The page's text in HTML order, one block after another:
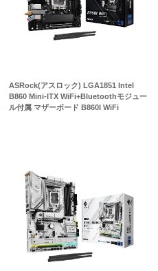
ASRock(アスロック) LGA1851 Intel
B860 Mini-ITX WiFi+Bluetoothモジュー
ル付属 マザーボード B860I WiFi